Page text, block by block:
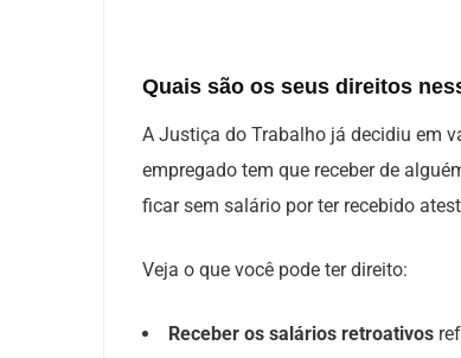
Quais são os seus direitos
A Justiça do Trabalho já decidiu em
empregado tem que receber de
ficar sem salário por ter recebido
Veja o que você pode ter direito:
Receber os salários retroativos